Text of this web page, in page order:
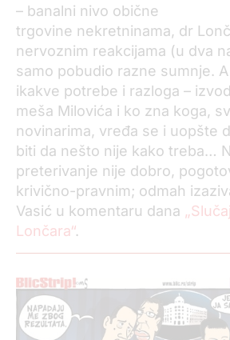
– banalni nivo obične
trgovine nekretninama, dr
nervoznim reakcijama (u dva
samo pobudio razne sumnje.
ikakve potrebe i razloga –
meša Milovića i ko zna koga,
novinarima, vređa se i uopšte
biti da nešto nije kako treba…
preterivanje nije dobro,
krivično-pravnim; odmah
Vasić u komentaru dana
Lončara“.